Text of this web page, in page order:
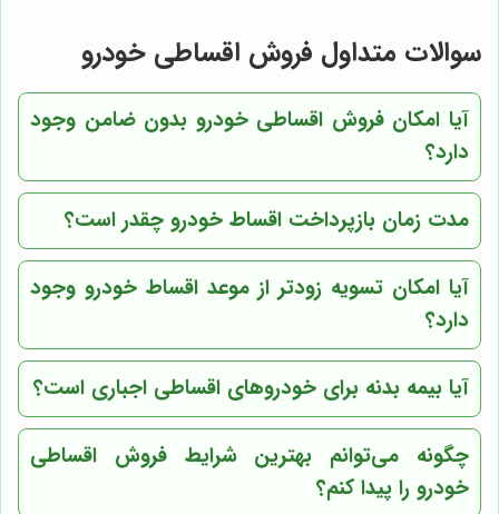
سوالات متداول فروش اقساطی خودرو
آیا امکان فروش اقساطی خودرو بدون ضامن وجود
دارد؟
مدت زمان بازپرداخت اقساط خودرو چقدر است؟
آیا امکان تسویه زودتر از موعد اقساط خودرو وجود
دارد؟
آیا بیمه بدنه برای خودروهای اقساطی اجباری است؟
چگونه می‌توانم بهترین شرایط فروش اقساطی
خودرو را پیدا کنم؟